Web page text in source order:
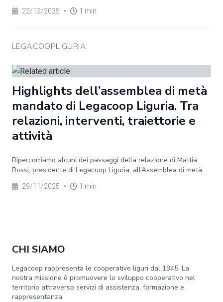
22/12/2025 • 1 min
LEGACOOPLIGURIA
Highlights dell’assemblea di metà
mandato di Legacoop Liguria. Tra
relazioni, interventi, traiettorie e
attività
Ripercorriamo alcuni dei passaggi della relazione di Mattia
Rossi, presidente di Legacoop Liguria, all’Assemblea di metà...
29/11/2025 • 1 min
CHI SIAMO
Legacoop rappresenta le cooperative liguri dal 1945. La
nostra missione è promuovere lo sviluppo cooperativo nel
territorio attraverso servizi di assistenza, formazione e
rappresentanza.